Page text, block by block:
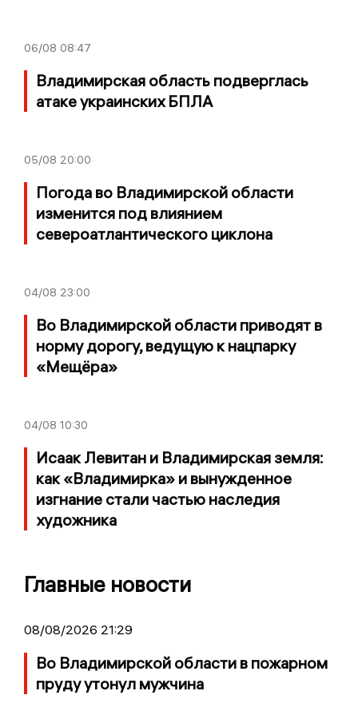
06/08 08:47
Владимирская область подверглась
атаке украинских БПЛА
05/08 20:00
Погода во Владимирской области
изменится под влиянием
североатлантического циклона
04/08 23:00
Во Владимирской области приводят в
норму дорогу, ведущую к нацпарку
«Мещёра»
04/08 10:30
Исаак Левитан и Владимирская земля:
как «Владимирка» и вынужденное
изгнание стали частью наследия
художника
Главные новости
08/08/2026 21:29
Во Владимирской области в пожарном
пруду утонул мужчина